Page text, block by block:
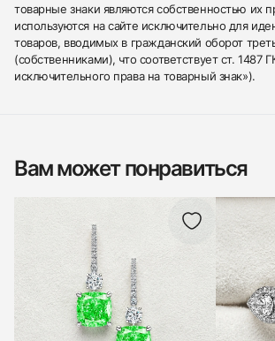
товарные знаки являются собственностью их
используются на сайте исключительно для
товаров, вводимых в гражданский оборот
(собственниками), что соответствует ст. 1487
исключительного права на товарный знак»).
Вам может понравиться